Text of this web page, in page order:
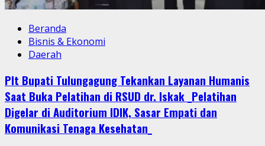
Beranda
Bisnis & Ekonomi
Daerah
Plt Bupati Tulungagung Tekankan Layanan Humanis
Saat Buka Pelatihan di RSUD dr. Iskak _Pelatihan
Digelar di Auditorium IDIK, Sasar Empati dan
Komunikasi Tenaga Kesehatan_